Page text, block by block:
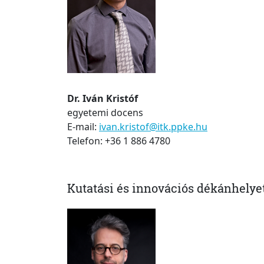
Dr. Iván Kristóf
egyetemi docens
E-mail: ivan.kristof@itk.ppke.hu
Telefon: +36 1 886 4780
Kutatási és innovációs